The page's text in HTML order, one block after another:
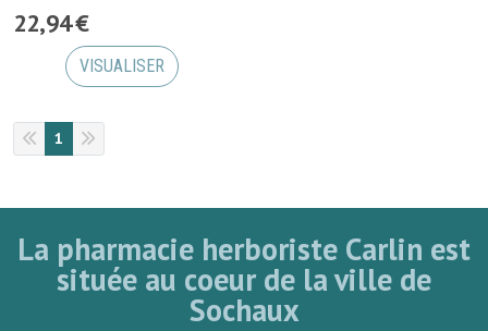
22,94€
VISUALISER
1
La pharmacie herboriste Carlin est
située au coeur de la ville de
Sochaux